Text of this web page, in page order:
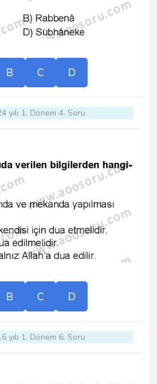
B C D
yılı 1. Dönem 4. Soru
B C D
yılı 1. Dönem 6. Soru